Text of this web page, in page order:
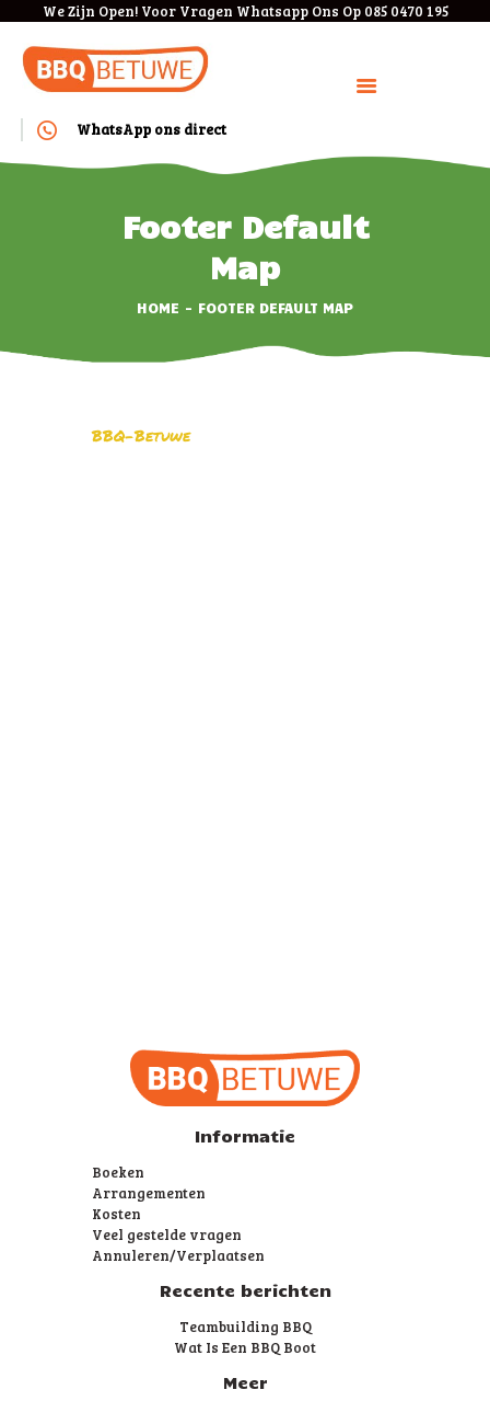
We Zijn Open! Voor Vragen Whatsapp Ons Op 085 0470 195
WhatsApp ons direct
Footer Default
Map
HOME FOOTER DEFAULT MAP
BOEKEN
BEDRIJVEN
KOSTEN
SEN
VRAGEN
BBQ-Betuwe
Informatie
Boeken
Arrangementen
Kosten
Veel gestelde vragen
Annuleren/Verplaatsen
Recente berichten
Teambuilding BBQ
Wat Is Een BBQ Boot
Meer